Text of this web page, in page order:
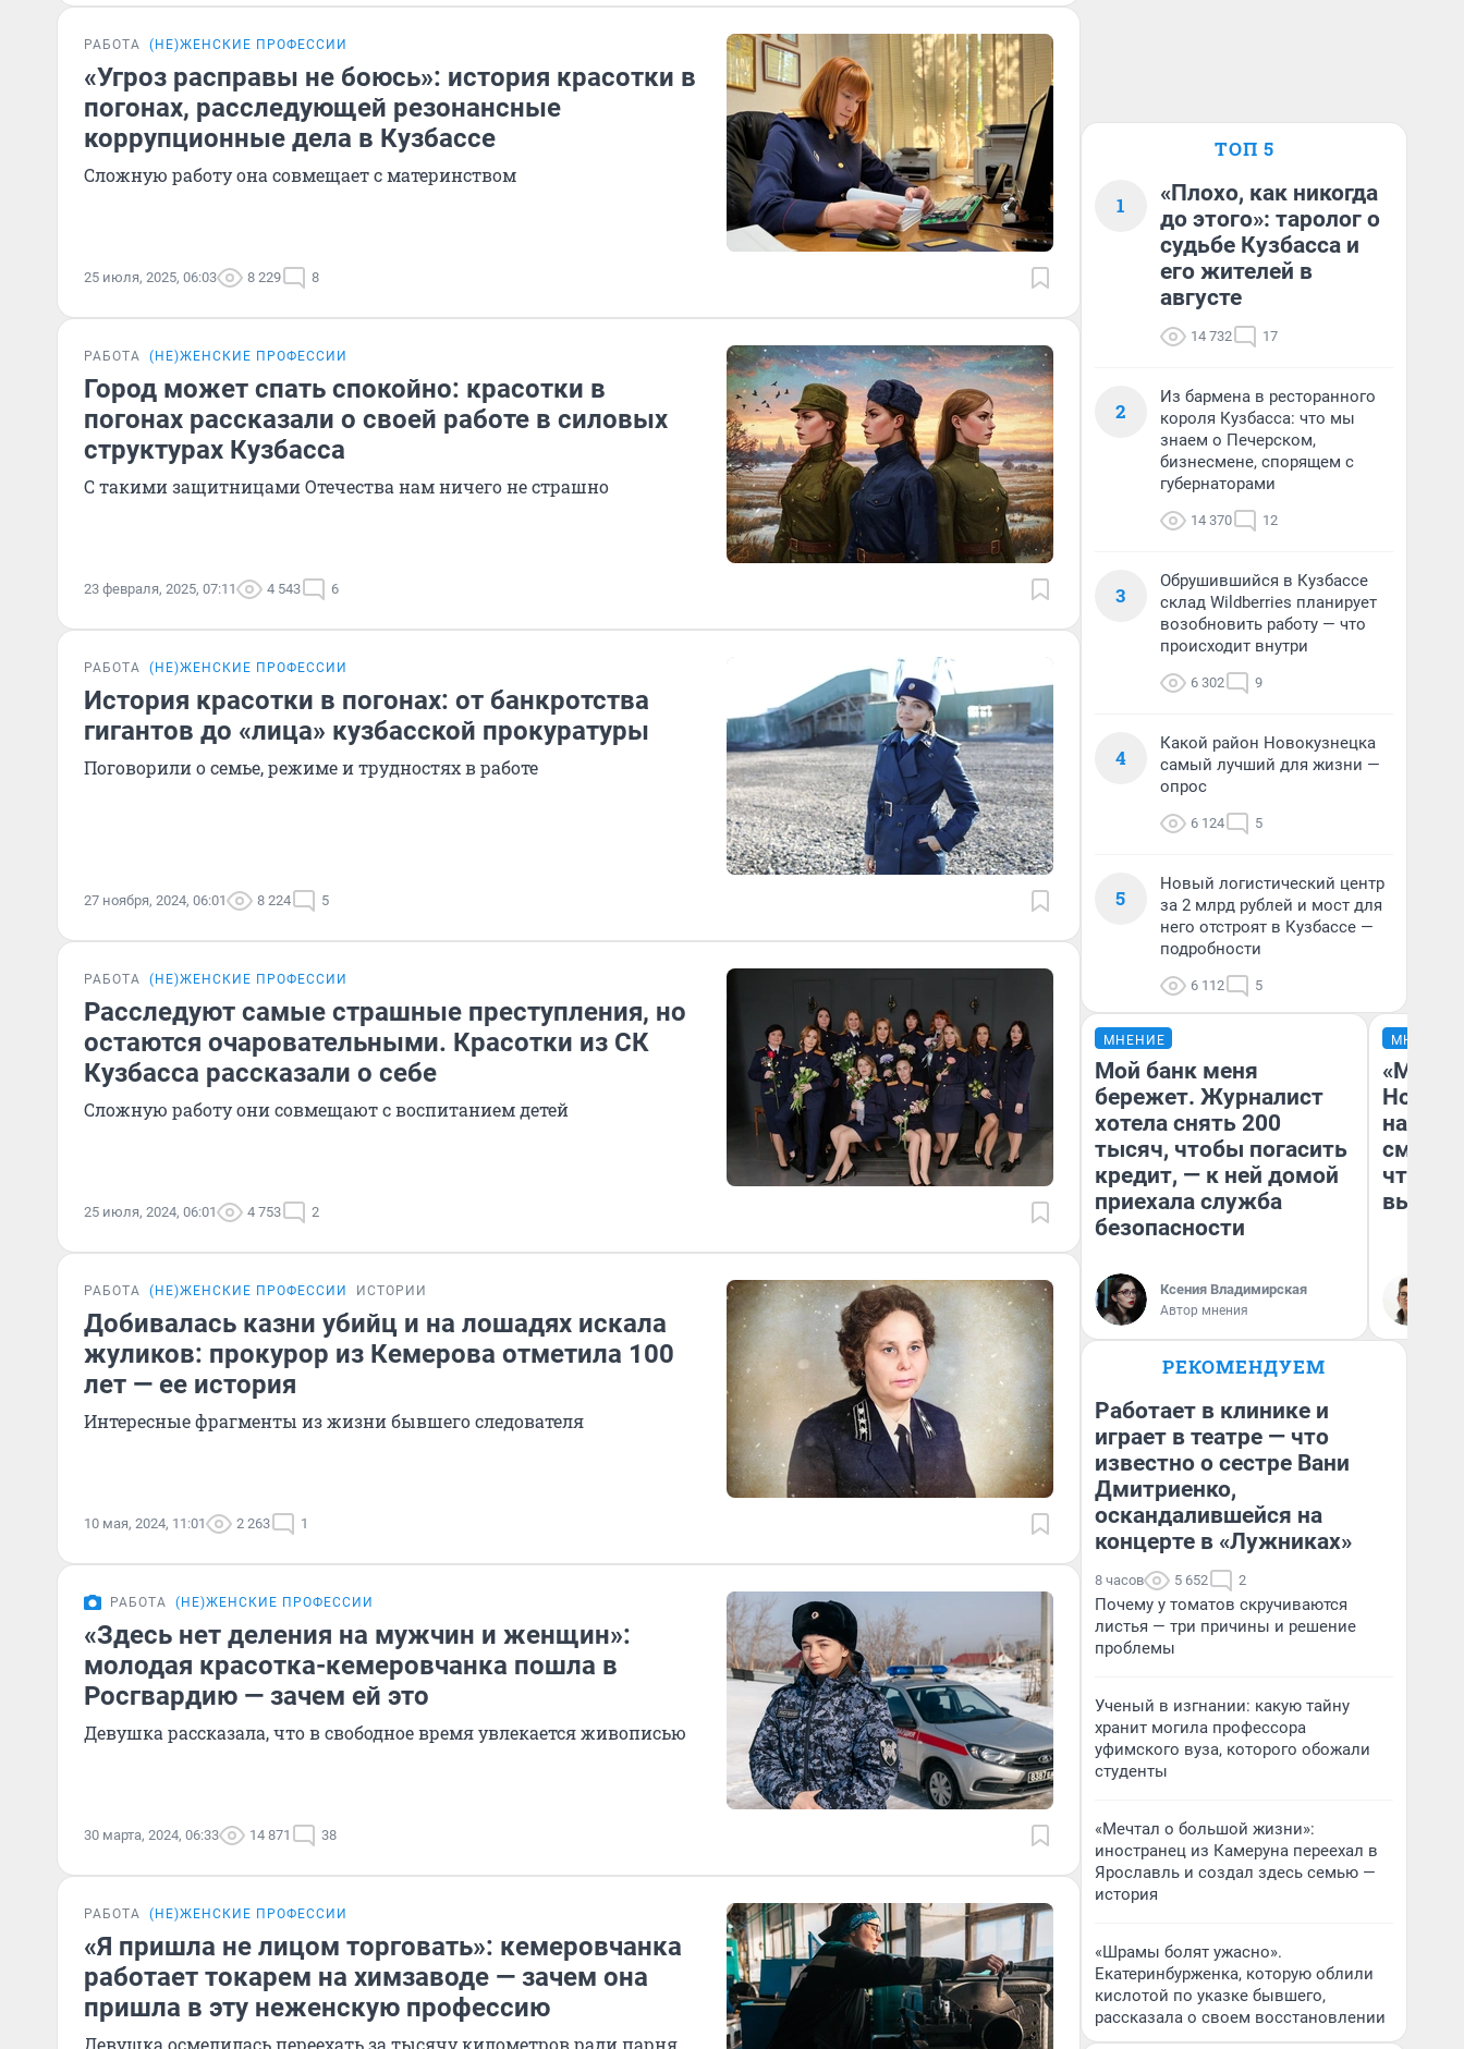
РАБОТА (НЕ)ЖЕНСКИЕ ПРОФЕССИИ
«Угроз расправы не боюсь»: история красотки в
погонах, расследующей резонансные
коррупционные дела в Кузбассе
Сложную работу она совмещает с материнством
25 июля, 2025, 06:03 8 229 8
РАБОТА (НЕ)ЖЕНСКИЕ ПРОФЕССИИ
Город может спать спокойно: красотки в
погонах рассказали о своей работе в силовых
структурах Кузбасса
С такими защитницами Отечества нам ничего не страшно
23 февраля, 2025, 07:11 4 543 6
РАБОТА (НЕ)ЖЕНСКИЕ ПРОФЕССИИ
История красотки в погонах: от банкротства
гигантов до «лица» кузбасской прокуратуры
Поговорили о семье, режиме и трудностях в работе
27 ноября, 2024, 06:01 8 224 5
РАБОТА (НЕ)ЖЕНСКИЕ ПРОФЕССИИ
Расследуют самые страшные преступления, но
остаются очаровательными. Красотки из СК
Кузбасса рассказали о себе
Сложную работу они совмещают с воспитанием детей
25 июля, 2024, 06:01 4 753 2
РАБОТА (НЕ)ЖЕНСКИЕ ПРОФЕССИИ ИСТОРИИ
Добивалась казни убийц и на лошадях искала
жуликов: прокурор из Кемерова отметила 100
лет — ее история
Интересные фрагменты из жизни бывшего следователя
10 мая, 2024, 11:01 2 263 1
РАБОТА (НЕ)ЖЕНСКИЕ ПРОФЕССИИ
«Здесь нет деления на мужчин и женщин»:
молодая красотка-кемеровчанка пошла в
Росгвардию — зачем ей это
Девушка рассказала, что в свободное время увлекается живописью
30 марта, 2024, 06:33 14 871 38
РАБОТА (НЕ)ЖЕНСКИЕ ПРОФЕССИИ
«Я пришла не лицом торговать»: кемеровчанка
работает токарем на химзаводе — зачем она
пришла в эту неженскую профессию
Девушка осмелилась переехать за тысячу километров ради парня
ТОП 5
1
«Плохо, как никогда
до этого»: таролог о
судьбе Кузбасса и
его жителей в
августе
14 732 17
2
Из бармена в ресторанного
короля Кузбасса: что мы
знаем о Печерском,
бизнесмене, спорящем с
губернаторами
14 370 12
3
Обрушившийся в Кузбассе
склад Wildberries планирует
возобновить работу — что
происходит внутри
6 302 9
4
Какой район Новокузнецка
самый лучший для жизни —
опрос
6 124 5
5
Новый логистический центр
за 2 млрд рублей и мост для
него отстроят в Кузбассе —
подробности
6 112 5
МНЕНИЕ
Мой банк меня
бережет. Журналист
хотела снять 200
тысяч, чтобы погасить
кредит, — к ней домой
приехала служба
безопасности
Ксения Владимирская
Автор мнения
МНЕНИЕ
«Мы
чтобы
РЕКОМЕНДУЕМ
Работает в клинике и
играет в театре — что
известно о сестре Вани
Дмитриенко,
оскандалившейся на
концерте в «Лужниках»
8 часов 5 652 2
Почему у томатов скручиваются
листья — три причины и решение
проблемы
Ученый в изгнании: какую тайну
хранит могила профессора
уфимского вуза, которого обожали
студенты
«Мечтал о большой жизни»:
иностранец из Камеруна переехал в
Ярославль и создал здесь семью —
история
«Шрамы болят ужасно».
Екатеринбурженка, которую облили
кислотой по указке бывшего,
рассказала о своем восстановлении